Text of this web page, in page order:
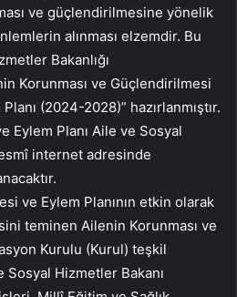
ve güçlendirilmesine yönelik
alınması elzemdir. Bu
Bakanlığı
Korunması ve Güçlendirilmesi
(2024-2028)” hazırlanmıştır.
Eylem Planı Aile ve Sosyal
internet adresinde
ve Eylem Planının etkin olarak
teminen Ailenin Korunması ve
Kurulu (Kurul) teşkil
Hizmetler Bakanı